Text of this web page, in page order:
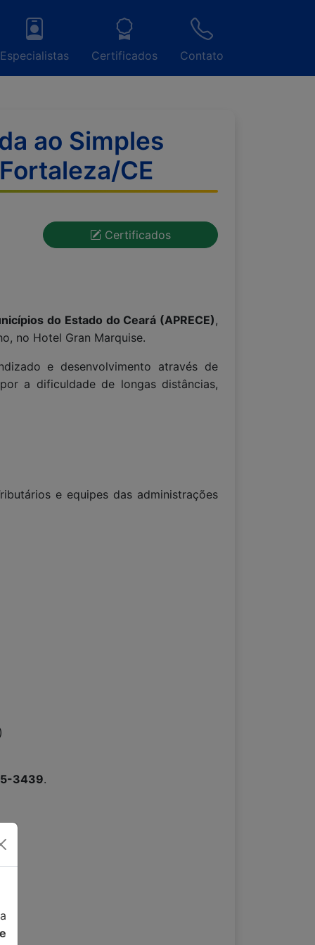
Especialistas Certificados Contato
ao Simples
CE
Certificados
do Estado do Ceará (APRECE),
no Hotel Gran Marquise.
e desenvolvimento através de
a dificuldade de longas distâncias,
e equipes das administrações
3439.